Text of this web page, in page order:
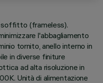
(frameless).
l'abbagliamento
tornito, anello interno in
in diverse finiture
ad alta risoluzione in
Unità di alimentazione